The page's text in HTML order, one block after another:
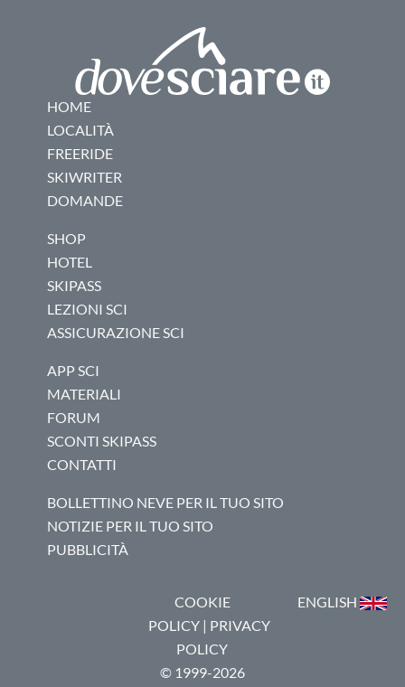
HOME
LOCALITÀ
FREERIDE
SKIWRITER
DOMANDE
SHOP
HOTEL
SKIPASS
LEZIONI SCI
ASSICURAZIONE SCI
APP SCI
MATERIALI
FORUM
SCONTI SKIPASS
CONTATTI
BOLLETTINO NEVE PER IL TUO SITO
NOTIZIE PER IL TUO SITO
PUBBLICITÀ
COOKIE
POLICY| PRIVACY
POLICY
© 1999-2026
ENGLISH